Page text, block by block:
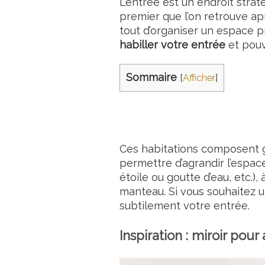
premier que l’on retrouve
tout d’organiser un espace
habiller votre entrée et
Sommaire [Afficher]
Ces habitations composent
permettre d’agrandir
étoile ou goutte d’eau, etc.),
manteau. Si vous souhaitez
subtilement votre entrée.
Inspiration : miroir